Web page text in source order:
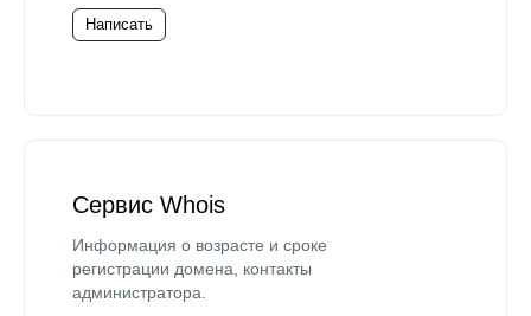
Написать
Сервис Whois
Информация о возрасте и сроке
регистрации домена, контакты
администратора.